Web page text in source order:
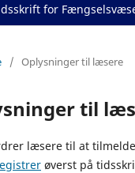
for
/ Oplysninger til læsere
til
læsere til at
øverst på